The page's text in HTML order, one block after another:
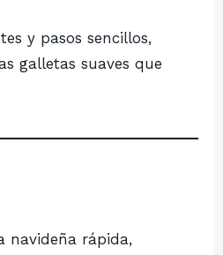
y pasos sencillos,
galletas suaves que
navideña rápida,